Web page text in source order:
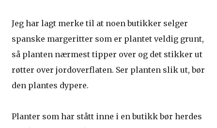
Jeg har lagt merke til at noen butikker selger
spanske margeritter som er plantet veldig grunt,
så planten nærmest tipper over og det stikker ut
røtter over jordoverflaten. Ser planten slik ut, bør
den plantes dypere.
Planter som har stått inne i en butikk bør herdes